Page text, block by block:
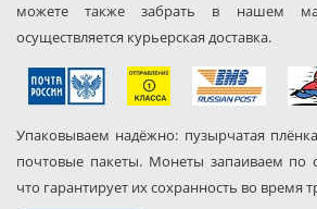
можете также забрать в нашем
осуществляется курьерская доставка.
Упаковываем надёжно: пузырчатая
почтовые пакеты. Монеты запаиваем по
что гарантирует их сохранность во время